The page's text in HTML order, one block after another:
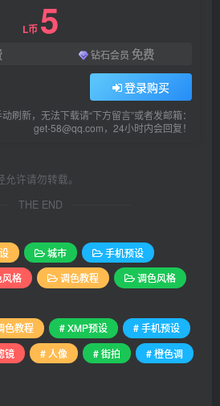
L币 5
钻石会员 免费
登录购买
刷新，无法下载请“下方留言”或者发邮箱：
get-58@qq.com，24小时内会回复！
许请勿转载。
THE END
城市
手机预设
风格 调色教程
调色风格
色教程 # XMP预设
# 手机预设
镜 # 人像 # 街拍
# 橙色调